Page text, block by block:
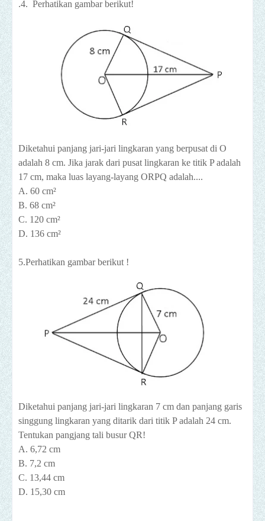
.4. Perhatikan gambar berikut!
Diketahui panjang jari-jari lingkaran yang berpusat di O
adalah 8 cm. Jika jarak dari pusat lingkaran ke titik P adalah
17 cm, maka luas layang-layang ORPQ adalah....
A. 60 cm²
B. 68 cm²
C. 120 cm²
D. 136 cm²
5.Perhatikan gambar berikut !
Diketahui panjang jari-jari lingkaran 7 cm dan panjang garis
singgung lingkaran yang ditarik dari titik P adalah 24 cm.
Tentukan pangjang tali busur QR!
A. 6,72 cm
B. 7,2 cm
C. 13,44 cm
D. 15,30 cm